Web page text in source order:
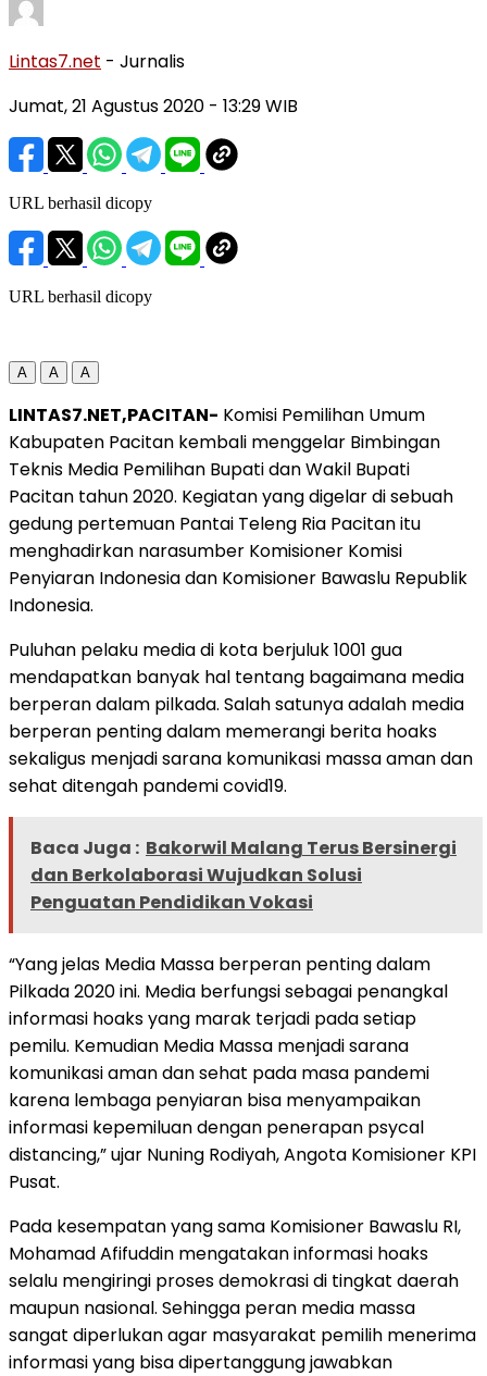
Lintas7.net - Jurnalis
Jumat, 21 Agustus 2020 - 13:29 WIB
URL berhasil dicopy
URL berhasil dicopy
A A A
LINTAS7.NET,PACITAN- Komisi Pemilihan Umum
Kabupaten Pacitan kembali menggelar Bimbingan
Teknis Media Pemilihan Bupati dan Wakil Bupati
Pacitan tahun 2020. Kegiatan yang digelar di sebuah
gedung pertemuan Pantai Teleng Ria Pacitan itu
menghadirkan narasumber Komisioner Komisi
Penyiaran Indonesia dan Komisioner Bawaslu Republik
Indonesia.
Puluhan pelaku media di kota berjuluk 1001 gua
mendapatkan banyak hal tentang bagaimana media
berperan dalam pilkada. Salah satunya adalah media
berperan penting dalam memerangi berita hoaks
sekaligus menjadi sarana komunikasi massa aman dan
sehat ditengah pandemi covid19.
Baca Juga : Bakorwil Malang Terus Bersinergi
dan Berkolaborasi Wujudkan Solusi
Penguatan Pendidikan Vokasi
“Yang jelas Media Massa berperan penting dalam
Pilkada 2020 ini. Media berfungsi sebagai penangkal
informasi hoaks yang marak terjadi pada setiap
pemilu. Kemudian Media Massa menjadi sarana
komunikasi aman dan sehat pada masa pandemi
karena lembaga penyiaran bisa menyampaikan
informasi kepemiluan dengan penerapan psycal
distancing,” ujar Nuning Rodiyah, Angota Komisioner KPI
Pusat.
Pada kesempatan yang sama Komisioner Bawaslu RI,
Mohamad Afifuddin mengatakan informasi hoaks
selalu mengiringi proses demokrasi di tingkat daerah
maupun nasional. Sehingga peran media massa
sangat diperlukan agar masyarakat pemilih menerima
informasi yang bisa dipertanggung jawabkan